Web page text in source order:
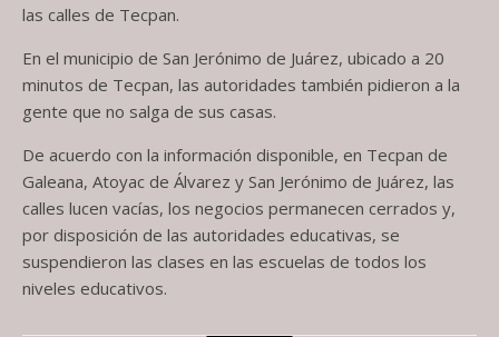
las calles de Tecpan.
En el municipio de San Jerónimo de Juárez, ubicado a 20
minutos de Tecpan, las autoridades también pidieron a la
gente que no salga de sus casas.
De acuerdo con la información disponible, en Tecpan de
Galeana, Atoyac de Álvarez y San Jerónimo de Juárez, las
calles lucen vacías, los negocios permanecen cerrados y,
por disposición de las autoridades educativas, se
suspendieron las clases en las escuelas de todos los
niveles educativos.